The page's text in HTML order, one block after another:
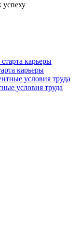
карьеры
условия труда